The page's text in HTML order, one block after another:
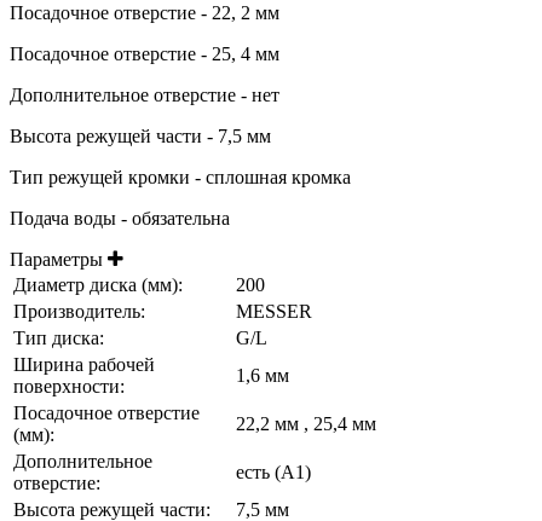
Посадочное отверстие - 22, 2 мм
Посадочное отверстие - 25, 4 мм
Дополнительное отверстие - нет
Высота режущей части - 7,5 мм
Тип режущей кромки - сплошная кромка
Подача воды - обязательна
Параметры
Диаметр диска (мм):
200
Производитель:
MESSER
Тип диска:
G/L
Ширина рабочей
поверхности:
1,6 мм
Посадочное отверстие
(мм):
22,2 мм , 25,4 мм
Дополнительное
отверстие:
есть (А1)
Высота режущей части:
7,5 мм